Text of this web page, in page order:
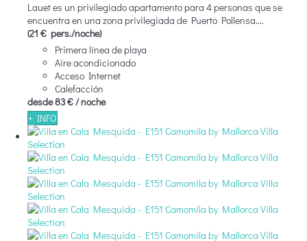
Lauet es un privilegiado apartamento para 4 personas que se
encuentra en una zona privilegiada de Puerto Pollensa....
(21 € pers./noche)
Primera línea de playa
Aire acondicionado
Acceso Internet
Calefacción
desde83 €/ noche
+ INFO